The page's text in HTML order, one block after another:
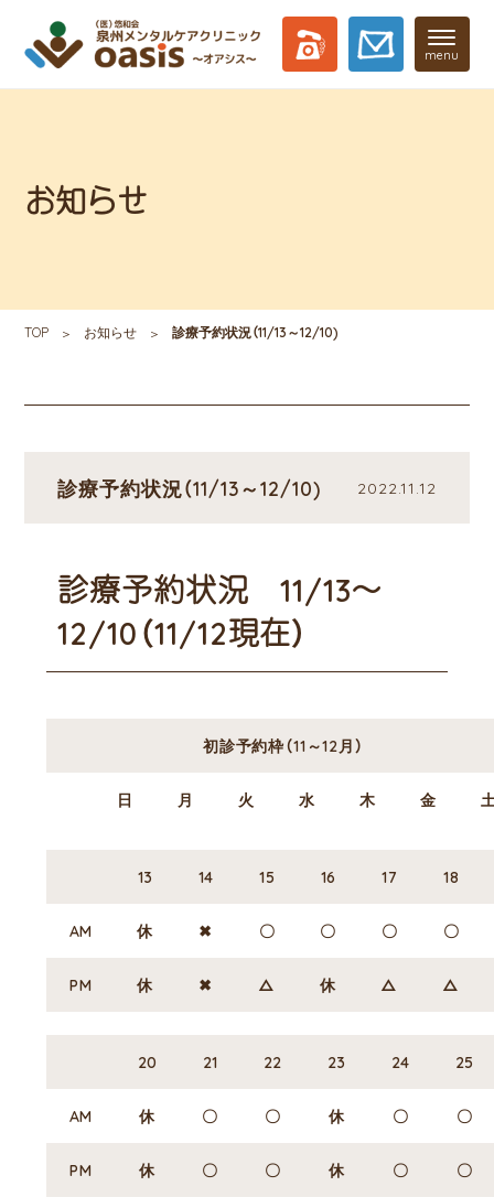
menu
お知らせ
TOP お知らせ 診療予約状況（11/13～12/10)
診療予約状況（11/13～12/10) 2022.11.12
診療予約状況 11/13～
12/10（11/12現在）
初診予約枠（11～12月）
日 月 火 水 木 金
13 14 15 16 17 18
AM 休 ✖ 〇 〇 〇 〇
PM 休 ✖ △ 休 △ △
20 21 22 23 24 25
AM 休 〇 〇 休 〇 〇
PM 休 〇 〇 休 〇 〇